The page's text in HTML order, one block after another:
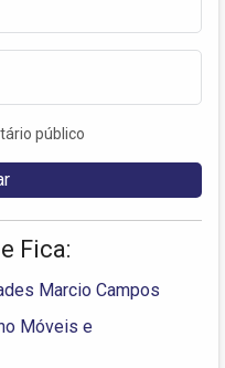
público
Fica:
Marcio Campos
Móveis e